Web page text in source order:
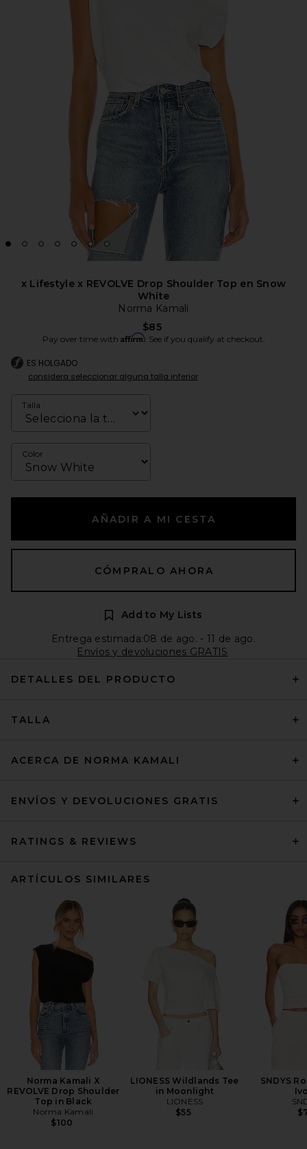
x Lifestyle x REVOLVE Drop Shoulder Top en Snow
White
Norma Kamali
$85
Pay over time with Affirm. See if you qualify at checkout.
ES HOLGADO
considera seleccionar alguna talla inferior
Talla
Color
AÑADIR A MI CESTA
CÓMPRALO AHORA
Add to My Lists
Entrega estimada:08 de ago. - 11 de ago.
Envíos y devoluciones GRATIS
DETALLES DEL PRODUCTO
TALLA
ACERCA DE NORMA KAMALI
ENVÍOS Y DEVOLUCIONES GRATIS
RATINGS & REVIEWS
ARTÍCULOS SIMILARES
Norma Kamali X
REVOLVE Drop Shoulder
Top in Black
Norma Kamali
$100
LIONESS Wildlands Tee
in Moonlight
LIONESS
$55
SNDYS